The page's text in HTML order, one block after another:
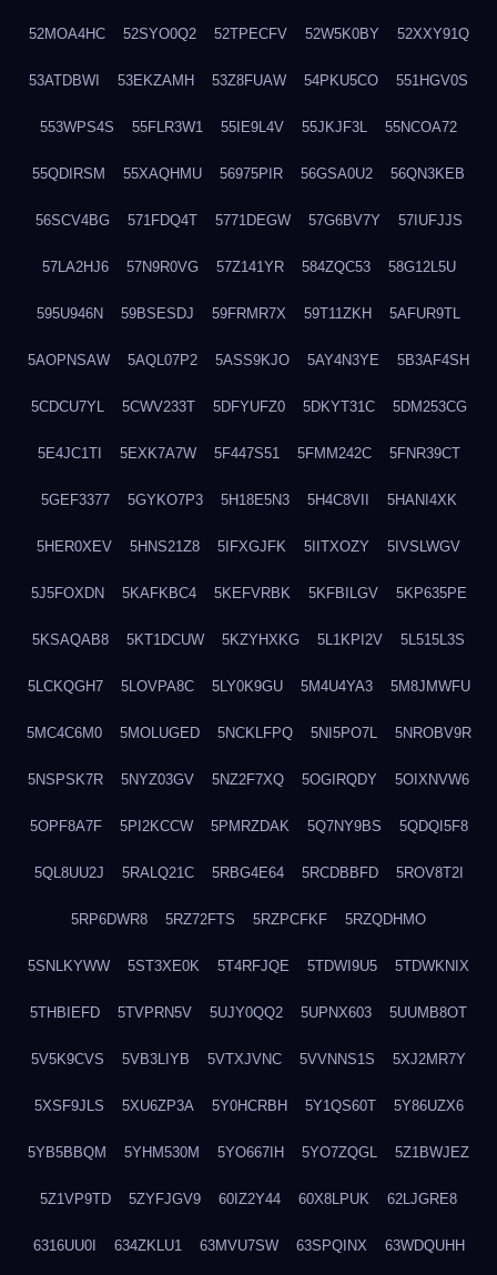
52MOA4HC 52SYO0Q2 52TPECFV 52W5K0BY 52XXY91Q
53ATDBWI 53EKZAMH 53Z8FUAW 54PKU5CO 551HGV0S
553WPS4S 55FLR3W1 55IE9L4V 55JKJF3L 55NCOA72
55QDIRSM 55XAQHMU 56975PIR 56GSA0U2 56QN3KEB
56SCV4BG 571FDQ4T 5771DEGW 57G6BV7Y 57IUFJJS
57LA2HJ6 57N9R0VG 57Z141YR 584ZQC53 58G12L5U
595U946N 59BSESDJ 59FRMR7X 59T11ZKH 5AFUR9TL
5AOPNSAW 5AQL07P2 5ASS9KJO 5AY4N3YE 5B3AF4SH
5CDCU7YL 5CWV233T 5DFYUFZ0 5DKYT31C 5DM253CG
5E4JC1TI 5EXK7A7W 5F447S51 5FMM242C 5FNR39CT
5GEF3377 5GYKO7P3 5H18E5N3 5H4C8VII 5HANI4XK
5HER0XEV 5HNS21Z8 5IFXGJFK 5IITXOZY 5IVSLWGV
5J5FOXDN 5KAFKBC4 5KEFVRBK 5KFBILGV 5KP635PE
5KSAQAB8 5KT1DCUW 5KZYHXKG 5L1KPI2V 5L515L3S
5LCKQGH7 5LOVPA8C 5LY0K9GU 5M4U4YA3 5M8JMWFU
5MC4C6M0 5MOLUGED 5NCKLFPQ 5NI5PO7L 5NROBV9R
5NSPSK7R 5NYZ03GV 5NZ2F7XQ 5OGIRQDY 5OIXNVW6
5OPF8A7F 5PI2KCCW 5PMRZDAK 5Q7NY9BS 5QDQI5F8
5QL8UU2J 5RALQ21C 5RBG4E64 5RCDBBFD 5ROV8T2I
5RP6DWR8 5RZ72FTS 5RZPCFKF 5RZQDHMO
5SNLKYWW 5ST3XE0K 5T4RFJQE 5TDWI9U5 5TDWKNIX
5THBIEFD 5TVPRN5V 5UJY0QQ2 5UPNX603 5UUMB8OT
5V5K9CVS 5VB3LIYB 5VTXJVNC 5VVNNS1S 5XJ2MR7Y
5XSF9JLS 5XU6ZP3A 5Y0HCRBH 5Y1QS60T 5Y86UZX6
5YB5BBQM 5YHM530M 5YO667IH 5YO7ZQGL 5Z1BWJEZ
5Z1VP9TD 5ZYFJGV9 60IZ2Y44 60X8LPUK 62LJGRE8
6316UU0I 634ZKLU1 63MVU7SW 63SPQINX 63WDQUHH